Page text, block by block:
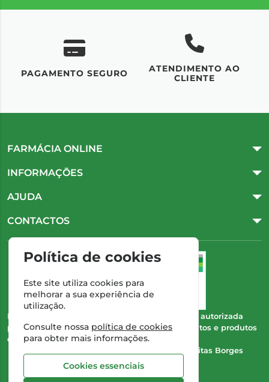
PAGAMENTO SEGURO
ATENDIMENTO AO
CLIENTE
FARMÁCIA ONLINE
INFORMAÇÕES
AJUDA
CONTACTOS
Esta farmácia (Farmácia Gonçalves) encontra-se autorizada
pelo INFARMED para a dispensa de medicamentos e produtos
de saúde ao domicílio e através da internet.
Dra. Cristina Marta de Freitas Borges
Gonçalves
Política de cookies
Este site utiliza cookies para
melhorar a sua experiência de
utilização.
Consulte nossa política de cookies
para obter mais informações.
Cookies essenciais